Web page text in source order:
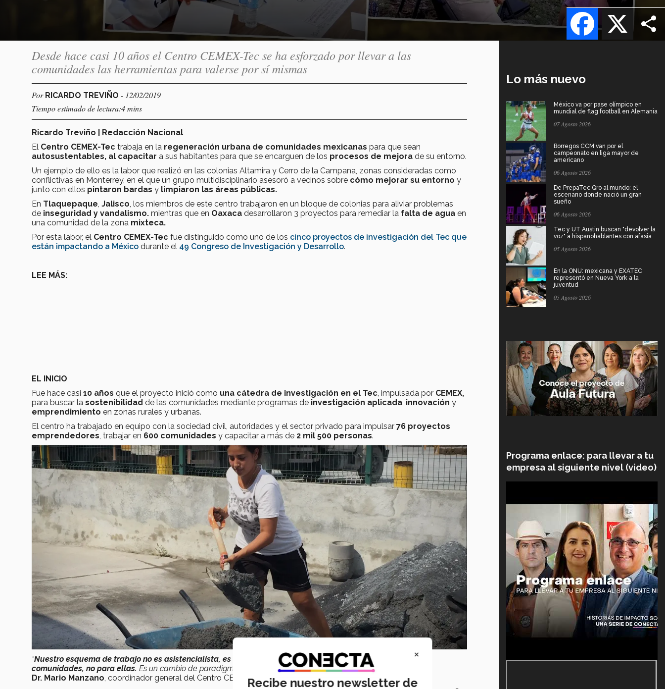
X
Facebook
Desde hace casi 10 años el Centro CEMEX-Tec se ha esforzado por llevar a las
comunidades las herramientas para valerse por sí mismas
Por RICARDO TREVIÑO - 12/02/2019
Tiempo estimado de lectura:4 mins
Ricardo Treviño | Redacción Nacional
El Centro CEMEX-Tec trabaja en la regeneración urbana de comunidades mexicanas para que sean
autosustentables, al capacitar a sus habitantes para que se encarguen de los procesos de mejora de su entorno.
Un ejemplo de ello es la labor que realizó en las colonias Altamira y Cerro de la Campana, zonas consideradas como
conflictivas en Monterrey, en el que un grupo multidisciplinario asesoró a vecinos sobre cómo mejorar su entorno y
junto con ellos pintaron bardas y limpiaron las áreas públicas.
En Tlaquepaque Jalisco , los miembros de este centro trabajaron en un bloque de colonias para aliviar problemas
de inseguridad y vandalismo. mientras que en Oaxaca desarrollaron 3 proyectos para remediar la falta de agua en
una comunidad de la zona mixteca.
Por esta labor, el Centro CEMEX-Tec fue distinguido como uno de los cinco proyectos de investigación del Tec que
están impactando a México durante el 49 Congreso de Investigación y Desarrollo.
LEE MÁS:
EL INICIO
Fue hace casi 10 años que el proyecto inició como una cátedra de investigación en el Tec , impulsada por CEMEX,
para buscar la sostenibilidad de las comunidades mediante programas de investigación aplicada innovación y
emprendimiento en zonas rurales y urbanas.
El centro ha trabajado en equipo con la sociedad civil, autoridades y el sector privado para impulsar 76 proyectos
emprendedores , trabajar en 600 comunidades y capacitar a más de 2 mil 500 personas.
“Nuestro esquema de trabajo no es asistencialista, es un modelo participativo, donde trabajamos con las
comunidades, no para ellas. Es un cambio de paradigma para las comunidades y las autoridades”
Dr. Mario Manzano, coordinador general del Centro CEMEX-Tec.
Lo más nuevo
México va por pase olímpico en
mundial de flag football en Alemania
07 Agosto 2026
Borregos CCM van por el
campeonato en liga mayor de
americano
06 Agosto 2026
De PrepaTec Qro al mundo: el
escenario donde nació un gran
sueño
06 Agosto 2026
Tec y UT Austin buscan "devolver la
voz" a hispanohablantes con afasia
05 Agosto 2026
En la ONU: mexicana y EXATEC
representó en Nueva York a la
juventud
05 Agosto 2026
Programa enlace: para llevar a tu
empresa al siguiente nivel (video)
×
Recibe nuestro newsletter de